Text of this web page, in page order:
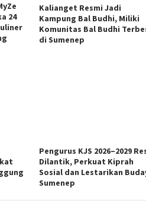
24
Kalianget Resmi Jadi
Kampung Bal Budhi, Miliki
Komunitas Bal Budhi
di Sumenep
Pengurus KJS 2026–2029
Dilantik, Perkuat Kiprah
Sosial dan Lestarikan
Sumenep